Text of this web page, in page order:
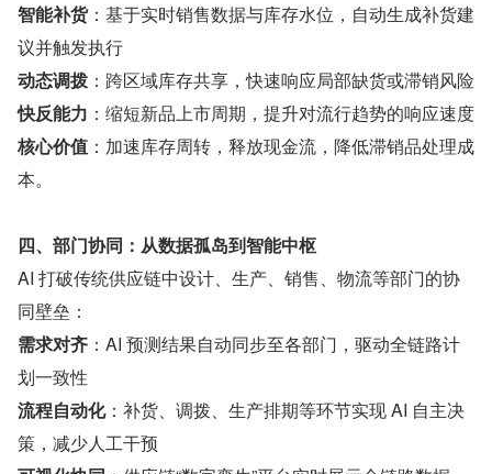
智能补货：基于实时销售数据与库存水位，自动生成补货建
议并触发执行
动态调拨 ：跨区域库存共享，快速响应局部缺货或滞销风险
快反能力 ：缩短新品上市周期，提升对流行趋势的响应速度
核心价值 ：加速库存周转，释放现金流，降低滞销品处理成
本。
四、部门协同：从数据孤岛到智能中枢
AI 打破传统供应链中设计、生产、销售、物流等部门的协
同壁垒：
需求对齐 ：AI 预测结果自动同步至各部门，驱动全链路计
划一致性
流程自动化：补货、调拨、生产排期等环节实现 AI 自主决
策，减少人工干预